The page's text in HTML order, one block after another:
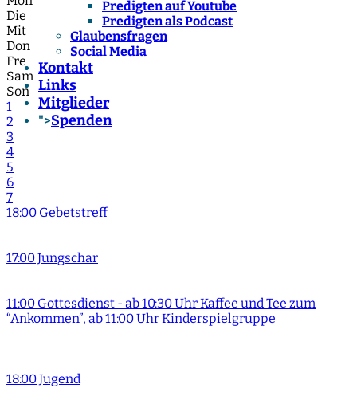
Predigten auf Youtube
Predigten als Podcast
Glaubensfragen
Social Media
Kontakt
Links
Mitglieder
">Spenden
Die
Mit
Don
Fre
Sam
Son
1
2
3
4
5
6
7
18:00 Gebetstreff
17:00 Jungschar
11:00 Gottesdienst - ab 10:30 Uhr Kaffee und Tee zum
“Ankommen”, ab 11:00 Uhr Kinderspielgruppe
18:00 Jugend